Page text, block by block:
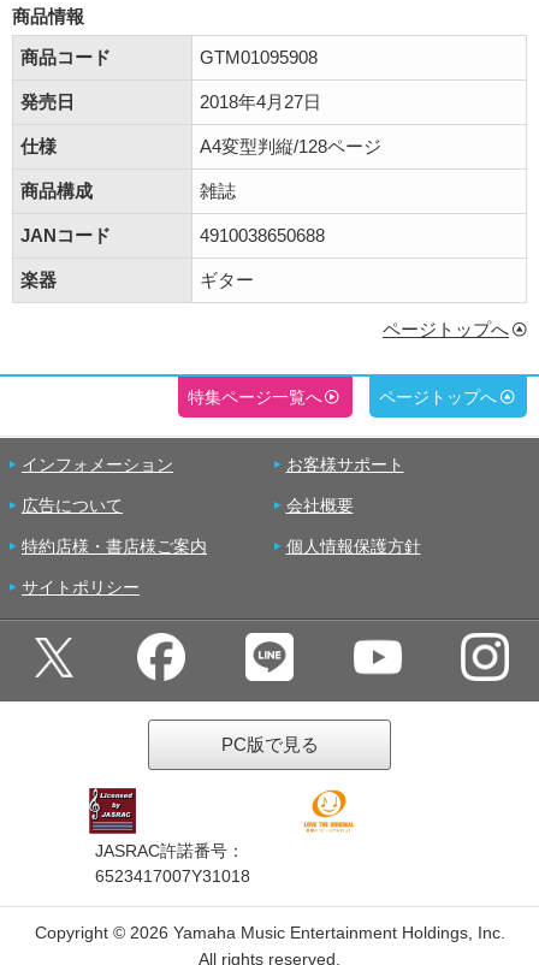
商品情報
商品コード
GTM01095908
発売日 2018年4月27日
仕様 A4変型判縦/128ページ
商品構成 雑誌
JANコード 4910038650688
楽器 ギター
ページトップへ
特集ページ一覧へ ページトップへ
インフォメーション お客様サポート
広告について 会社概要
特約店様・書店様ご案内 個人情報保護方針
サイトポリシー
PC版で見る
JASRAC許諾番号：
6523417007Y31018
Copyright © 2026 Yamaha Music Entertainment Holdings, Inc.
All rights reserved.